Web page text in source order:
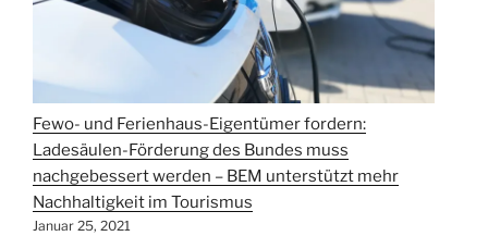
Fewo- und Ferienhaus-Eigentümer fordern:
Ladesäulen-Förderung des Bundes muss
nachgebessert werden – BEM unterstützt mehr
Nachhaltigkeit im Tourismus
Januar 25, 2021